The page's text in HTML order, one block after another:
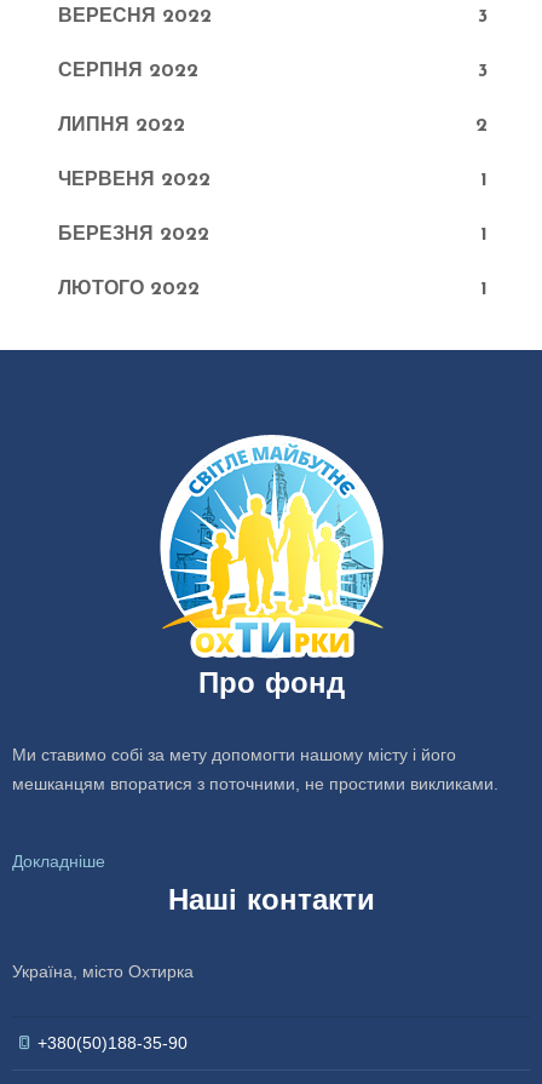
ВЕРЕСНЯ 2022 3
СЕРПНЯ 2022 3
ЛИПНЯ 2022 2
ЧЕРВЕНЯ 2022 1
БЕРЕЗНЯ 2022 1
ЛЮТОГО 2022 1
Про фонд
Ми ставимо собі за мету допомогти нашому місту і його
мешканцям впоратися з поточними, не простими викликами.
Докладніше
Наші контакти
Україна, місто Охтирка
+380(50)188-35-90